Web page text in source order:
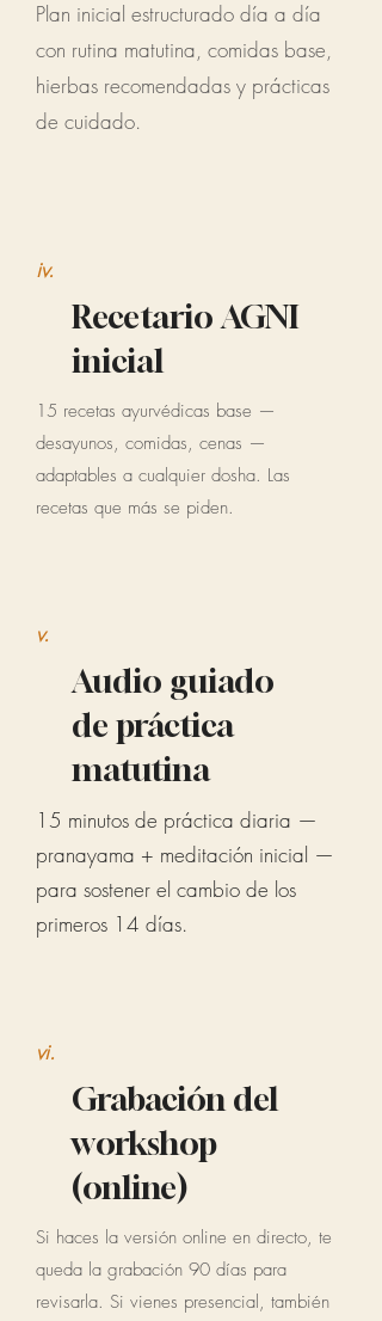
​Plan inicial estructurado día a día
con rutina matutina, comidas base,
hierbas recomendadas y prácticas
de cuidado.
iv.
Recetario AGNI
inicial
15 recetas ayurvédicas base —
desayunos, comidas, cenas —
adaptables a cualquier dosha. Las
recetas que más se piden.
v.
Audio guiado
de práctica
matutina
15 minutos de práctica diaria —
pranayama + meditación inicial —
para sostener el cambio de los
primeros 14 días.
vi.
Grabación del
workshop
(online)
Si haces la versión online en directo, te
queda la grabación 90 días para
revisarla. Si vienes presencial, también